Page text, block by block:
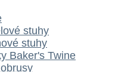
stuhy
stuhy
Baker's Twine